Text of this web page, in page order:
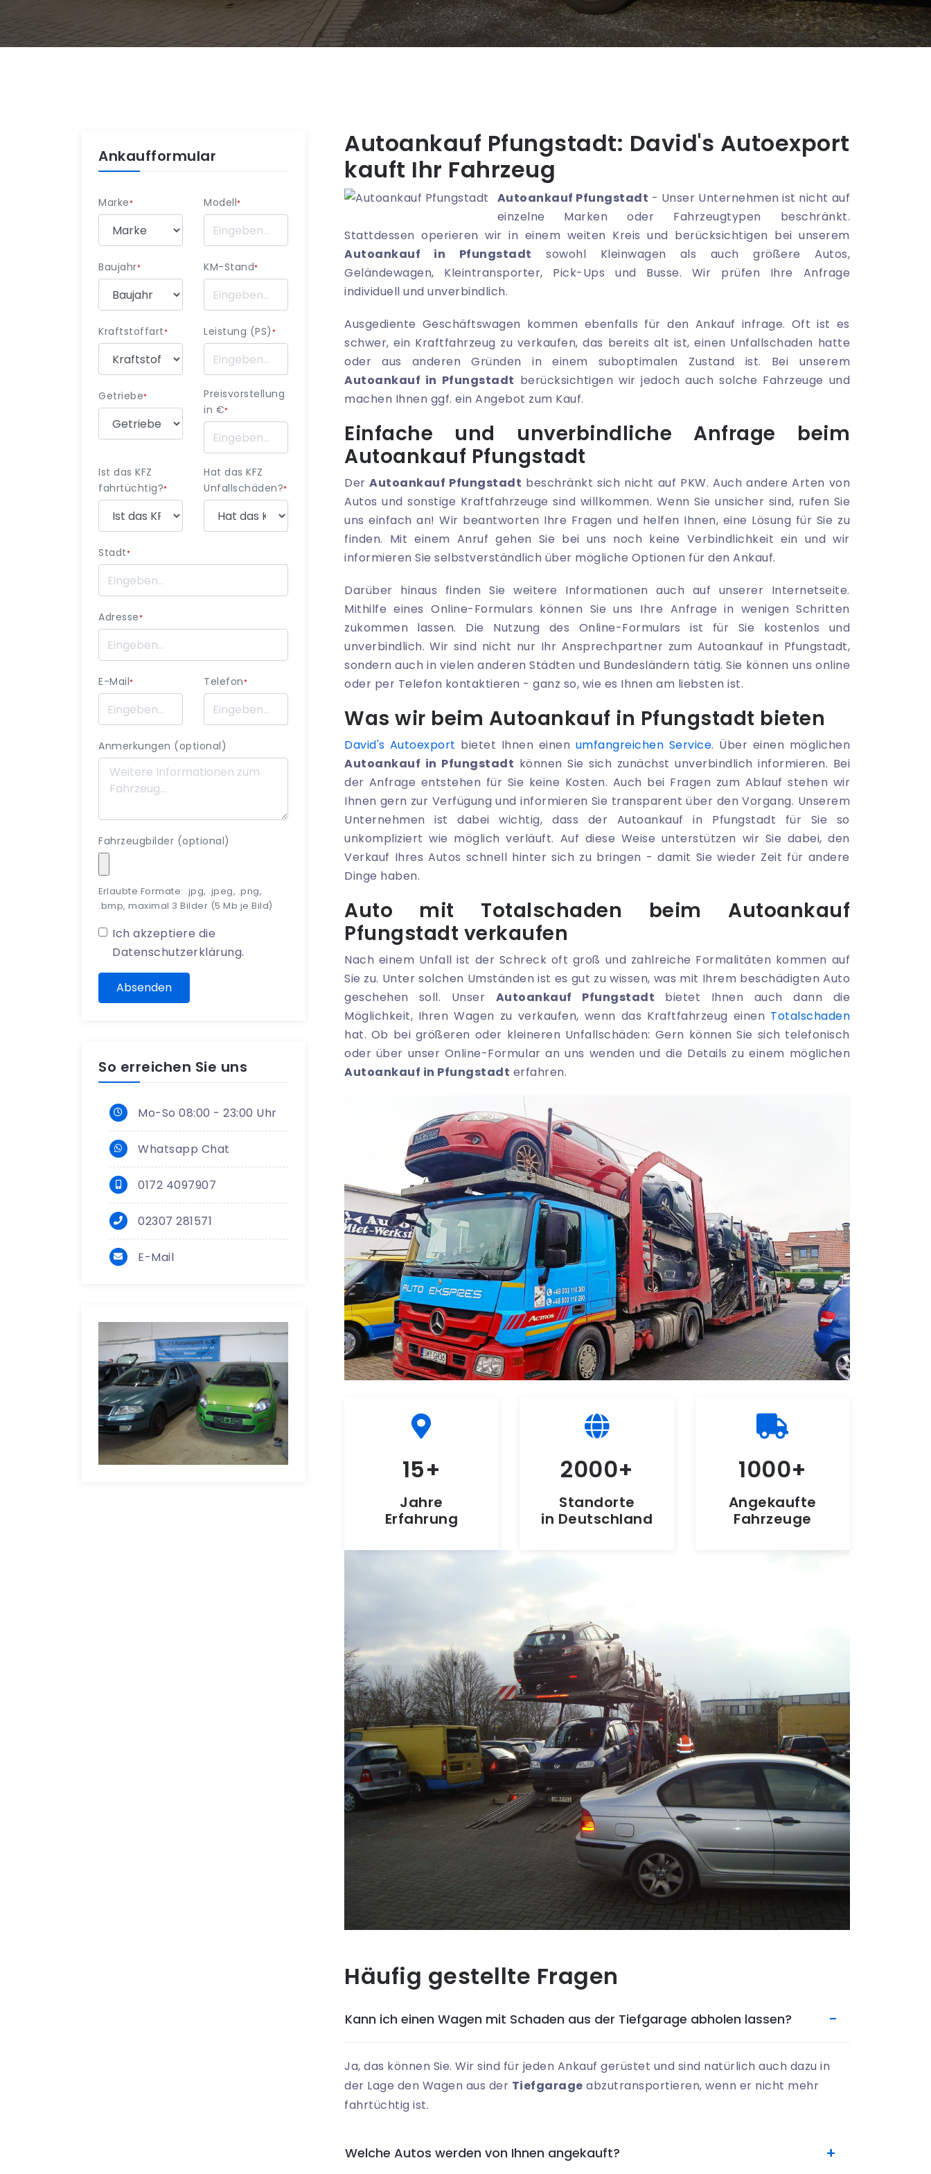
Ankaufformular
Marke* Modell*
Baujahr* KM-Stand*
Kraftstoffart* Leistung (PS) *
Getriebe*
Preisvorstellung
in €*
Ist das KFZ
fahrtüchtig?*
Hat das KFZ
Unfallschäden?*
Stadt*
Adresse*
E-Mail* Telefon*
Anmerkungen (optional)
Fahrzeugbilder (optional)
Erlaubte Formate: .jpg, .jpeg, .png,
.bmp, maximal 3 Bilder (5 Mb je Bild)
Ich akzeptiere die
Datenschutzerklärung.
Absenden
So erreichen Sie uns
Mo-So 08:00 - 23:00 Uhr
Whatsapp Chat
0172 4097907
02307 281571
E-Mail
Autoankauf Pfungstadt: David's Autoexport
kauft Ihr Fahrzeug
Autoankauf Pfungstadt - Unser Unternehmen ist nicht auf
einzelne Marken oder Fahrzeugtypen beschränkt.
Stattdessen operieren wir in einem weiten Kreis und berücksichtigen bei unserem
Autoankauf in Pfungstadt sowohl Kleinwagen als auch größere Autos,
Geländewagen, Kleintransporter, Pick-Ups und Busse. Wir prüfen Ihre Anfrage
individuell und unverbindlich.
Ausgediente Geschäftswagen kommen ebenfalls für den Ankauf infrage. Oft ist es
schwer, ein Kraftfahrzeug zu verkaufen, das bereits alt ist, einen Unfallschaden hatte
oder aus anderen Gründen in einem suboptimalen Zustand ist. Bei unserem
Autoankauf in Pfungstadt berücksichtigen wir jedoch auch solche Fahrzeuge und
machen Ihnen ggf. ein Angebot zum Kauf.
Einfache und unverbindliche Anfrage beim
Autoankauf Pfungstadt
DerAutoankauf Pfungstadt beschränkt sich nicht auf PKW. Auch andere Arten von
Autos und sonstige Kraftfahrzeuge sind willkommen. Wenn Sie unsicher sind, rufen Sie
uns einfach an! Wir beantworten Ihre Fragen und helfen Ihnen, eine Lösung für Sie zu
finden. Mit einem Anruf gehen Sie bei uns noch keine Verbindlichkeit ein und wir
informieren Sie selbstverständlich über mögliche Optionen für den Ankauf.
Darüber hinaus finden Sie weitere Informationen auch auf unserer Internetseite.
Mithilfe eines Online-Formulars können Sie uns Ihre Anfrage in wenigen Schritten
zukommen lassen. Die Nutzung des Online-Formulars ist für Sie kostenlos und
unverbindlich. Wir sind nicht nur Ihr Ansprechpartner zum Autoankauf in Pfungstadt,
sondern auch in vielen anderen Städten und Bundesländern tätig. Sie können uns online
oder per Telefon kontaktieren - ganz so, wie es Ihnen am liebsten ist.
Was wir beim Autoankauf in Pfungstadt bieten
David's Autoexport bietet Ihnen einen umfangreichen Service. Über einen möglichen
Autoankauf in Pfungstadt können Sie sich zunächst unverbindlich informieren. Bei
der Anfrage entstehen für Sie keine Kosten. Auch bei Fragen zum Ablauf stehen wir
Ihnen gern zur Verfügung und informieren Sie transparent über den Vorgang. Unserem
Unternehmen ist dabei wichtig, dass der Autoankauf in Pfungstadt für Sie so
unkompliziert wie möglich verläuft. Auf diese Weise unterstützen wir Sie dabei, den
Verkauf Ihres Autos schnell hinter sich zu bringen - damit Sie wieder Zeit für andere
Dinge haben.
Auto mit Totalschaden beim Autoankauf
Pfungstadt verkaufen
Nach einem Unfall ist der Schreck oft groß und zahlreiche Formalitäten kommen auf
Sie zu. Unter solchen Umständen ist es gut zu wissen, was mit Ihrem beschädigten Auto
geschehen soll. Unser Autoankauf Pfungstadt bietet Ihnen auch dann die
Möglichkeit, Ihren Wagen zu verkaufen, wenn das Kraftfahrzeug einen Totalschaden
hat. Ob bei größeren oder kleineren Unfallschäden: Gern können Sie sich telefonisch
oder über unser Online-Formular an uns wenden und die Details zu einem möglichen
Autoankauf in Pfungstadt erfahren.
15
Jahre
Erfahrung
2000
Standorte
in Deutschland
1000
Angekaufte
Fahrzeuge
Häufig gestellte Fragen
Kann ich einen Wagen mit Schaden aus der Tiefgarage abholen lassen?
Ja, das können Sie. Wir sind für jeden Ankauf gerüstet und sind natürlich auch dazu in
der Lage den Wagen aus der Tiefgarage abzutransportieren, wenn er nicht mehr
fahrtüchtig ist.
Welche Autos werden von Ihnen angekauft?